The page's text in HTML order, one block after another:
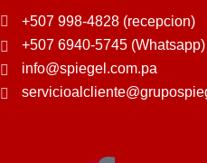
+507 998-4828 (recepcion)
+507 6940-5745
info@spiegel.com.pa